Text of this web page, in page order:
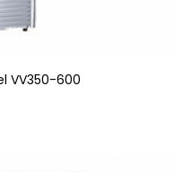
VV350-600